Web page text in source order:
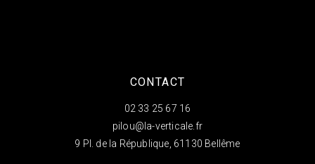
CONTACT
02 33 25 67 16
pilou@la-verticale.fr
9 Pl. de la République, 61130 Bellême